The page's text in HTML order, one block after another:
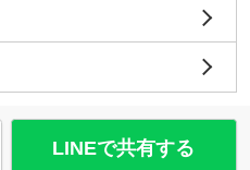
LINEで共有する